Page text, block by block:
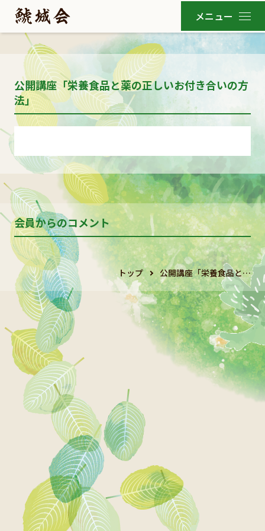
公開講座「栄養食品と薬の正しいお付き合いの方
法」
会員からのコメント
トップ 公開講座「栄養食品と…